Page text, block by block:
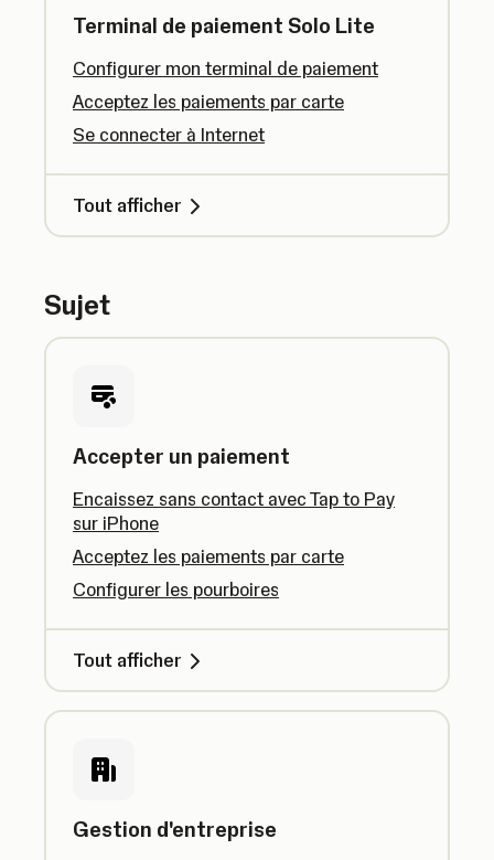
Terminal de paiement Solo Lite
Configurer mon terminal de paiement
Acceptez les paiements par carte
Se connecter à Internet
Tout afficher
Sujet
Accepter un paiement
Encaissez sans contact avec Tap to Pay
sur iPhone
Acceptez les paiements par carte
Configurer les pourboires
Tout afficher
Gestion d'entreprise